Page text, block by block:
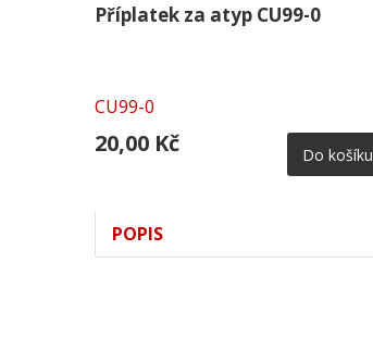
Příplatek za atyp CU99-0
CU99-0
20,00 Kč Do košíku
POPIS